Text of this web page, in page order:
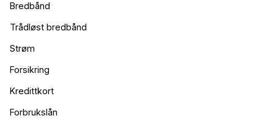
Bredbånd
Trådløst bredbånd
Strøm
Forsikring
Kredittkort
Forbrukslån